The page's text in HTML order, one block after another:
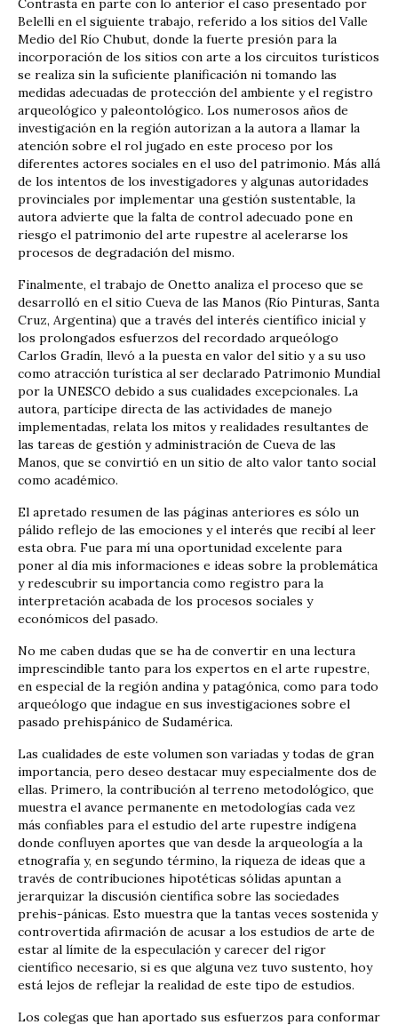
Contrasta en parte con lo anterior el caso presentado por
Belelli en el siguiente trabajo, referido a los sitios del Valle
Medio del Río Chubut, donde la fuerte presión para la
incorporación de los sitios con arte a los circuitos turísticos
se realiza sin la suficiente planificación ni tomando las
medidas adecuadas de protección del ambiente y el registro
arqueológico y paleontológico. Los numerosos años de
investigación en la región autorizan a la autora a llamar la
atención sobre el rol jugado en este proceso por los
diferentes actores sociales en el uso del patrimonio. Más allá
de los intentos de los investigadores y algunas autoridades
provinciales por implementar una gestión sustentable, la
autora advierte que la falta de control adecuado pone en
riesgo el patrimonio del arte rupestre al acelerarse los
procesos de degradación del mismo.
Finalmente, el trabajo de Onetto analiza el proceso que se
desarrolló en el sitio Cueva de las Manos (Río Pinturas, Santa
Cruz, Argentina) que a través del interés científico inicial y
los prolongados esfuerzos del recordado arqueólogo
Carlos Gradín, llevó a la puesta en valor del sitio y a su uso
como atracción turística al ser declarado Patrimonio Mundial
por la UNESCO debido a sus cualidades excepcionales. La
autora, partícipe directa de las actividades de manejo
implementadas, relata los mitos y realidades resultantes de
las tareas de gestión y administración de Cueva de las
Manos, que se convirtió en un sitio de alto valor tanto social
como académico.
El apretado resumen de las páginas anteriores es sólo un
pálido reflejo de las emociones y el interés que recibí al leer
esta obra. Fue para mí una oportunidad excelente para
poner al día mis informaciones e ideas sobre la problemática
y redescubrir su importancia como registro para la
interpretación acabada de los procesos sociales y
económicos del pasado.
No me caben dudas que se ha de convertir en una lectura
imprescindible tanto para los expertos en el arte rupestre,
en especial de la región andina y patagónica, como para todo
arqueólogo que indague en sus investigaciones sobre el
pasado prehispánico de Sudamérica.
Las cualidades de este volumen son variadas y todas de gran
importancia, pero deseo destacar muy especialmente dos de
ellas. Primero, la contribución al terreno metodológico, que
muestra el avance permanente en metodologías cada vez
más confiables para el estudio del arte rupestre indígena
donde confluyen aportes que van desde la arqueología a la
etnografía y, en segundo término, la riqueza de ideas que a
través de contribuciones hipotéticas sólidas apuntan a
jerarquizar la discusión científica sobre las sociedades
prehis-pánicas. Esto muestra que la tantas veces sostenida y
controvertida afirmación de acusar a los estudios de arte de
estar al límite de la especulación y carecer del rigor
científico necesario, si es que alguna vez tuvo sustento, hoy
está lejos de reflejar la realidad de este tipo de estudios.
Los colegas que han aportado sus esfuerzos para conformar